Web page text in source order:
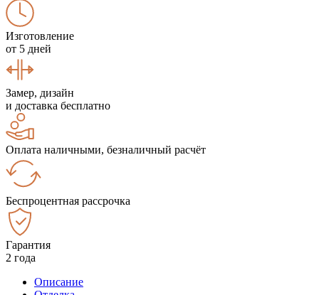
Изготовление
от 5 дней
Замер, дизайн
и доставка бесплатно
Оплата наличными, безналичный расчёт
Беспроцентная рассрочка
Гарантия
2 года
Описание